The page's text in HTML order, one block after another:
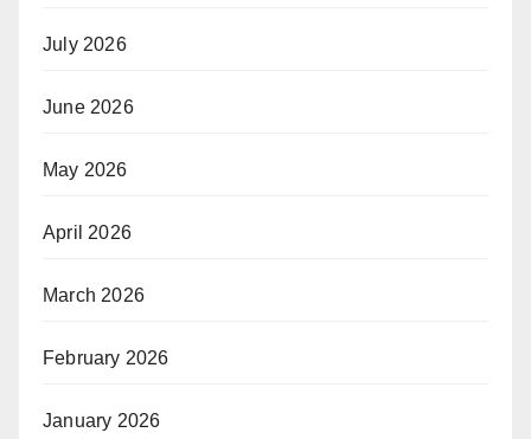
July 2026
June 2026
May 2026
April 2026
March 2026
February 2026
January 2026